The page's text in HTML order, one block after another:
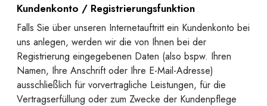
Kundenkonto / Registrierungsfunktion
Falls Sie über unseren Internetauftritt ein Kundenkonto bei
uns anlegen, werden wir die von Ihnen bei der
Registrierung eingegebenen Daten (also bspw. Ihren
Namen, Ihre Anschrift oder Ihre E-Mail-Adresse)
ausschließlich für vorvertragliche Leistungen, für die
Vertragserfüllung oder zum Zwecke der Kundenpflege